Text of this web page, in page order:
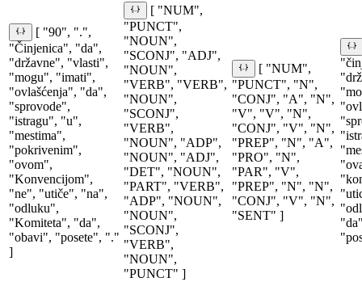
[ "90", ".",
"Činjenica", "da",
"državne", "vlasti",
"mogu", "imati",
"ovlašćenja", "da",
"sprovode",
"istragu", "u",
"mestima",
"pokrivenim",
"ovom",
"Konvencijom",
"ne", "utiče", "na",
"odluku",
"Komiteta", "da",
"obavi", "posete", "."
]
[ "NUM",
"PUNCT",
"NOUN",
"SCONJ", "ADJ",
"NOUN",
"VERB", "VERB",
"NOUN",
"SCONJ",
"VERB",
"NOUN", "ADP",
"NOUN", "ADJ",
"DET", "NOUN",
"PART", "VERB",
"ADP", "NOUN",
"NOUN",
"SCONJ",
"VERB",
"NOUN",
"PUNCT" ]
[ "NUM",
"PUNCT", "N",
"CONJ", "A", "N",
"V", "V", "N",
"CONJ", "V", "N",
"PREP", "N", "A",
"PRO", "N",
"PAR", "V",
"PREP", "N", "N",
"CONJ", "V", "N",
"SENT" ]